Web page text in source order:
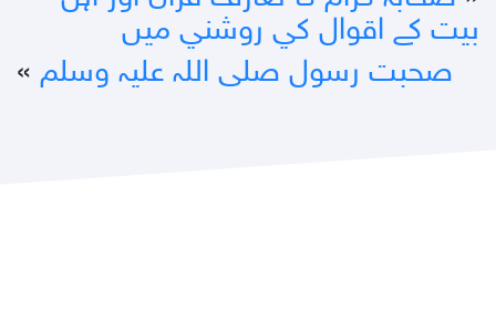
بيت کے اقوال کي روشني ميں
صحبت رسول صلى اللہ عليہ وسلم »